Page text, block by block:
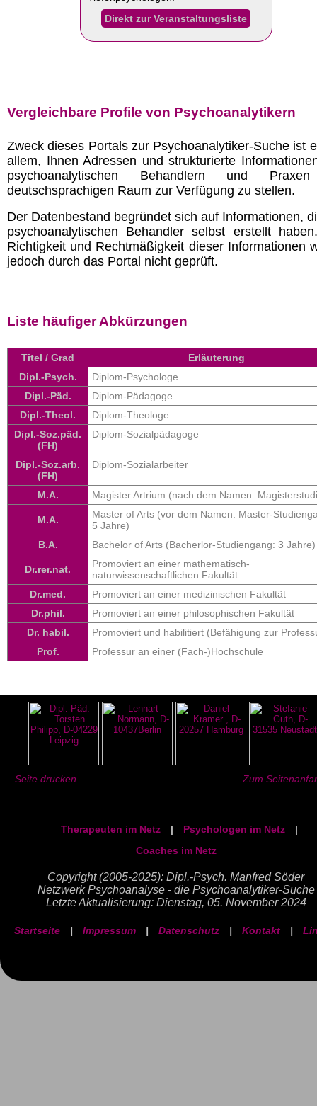
Direkt zur Veranstaltungsliste
Vergleichbare Profile von Psychoanalytikern
Zweck dieses Portals zur Psychoanalytiker-Suche ist
allem, Ihnen Adressen und strukturierte
psychoanalytischen Behandlern und
deutschsprachigen Raum zur Verfügung zu stellen.
Der Datenbestand begründet sich auf Informationen,
psychoanalytischen Behandler selbst erstellt
Richtigkeit und Rechtmäßigkeit dieser Informationen
jedoch durch das Portal nicht geprüft.
Liste häufiger Abkürzungen
Titel / Grad
Erläuterung
Dipl.-Psych.
Diplom-Psychologe
Dipl.-Päd.
Diplom-Pädagoge
Dipl.-Theol.
Diplom-Theologe
Dipl.-Soz.päd.
(FH)
Diplom-Sozialpädagoge
Dipl.-Soz.arb.
(FH)
Diplom-Sozialarbeiter
M.A. Magister Artrium (nach dem Namen:
M.A.
Master of Arts (vor dem Namen: Master-
5 Jahre)
B.A.
Bachelor of Arts (Bacherlor-Studiengang: 3 Jahre)
Dr.rer.nat.
Promoviert an einer mathematisch-
naturwissenschaftlichen Fakultät
Dr.med.
Promoviert an einer medizinischen Fakultät
Dr.phil.
Promoviert an einer philosophischen Fakultät
Dr. habil.
Promoviert und habilitiert (Befähigung zur
Prof.
Professur an einer (Fach-)Hochschule
Seite drucken ... Zum
Therapeuten im Netz | Psychologen im Netz
|
Coaches im Netz
Copyright (2005-2025): Dipl.-Psych. Manfred Söder
Netzwerk Psychoanalyse - die Psychoanalytiker-Suche
Letzte Aktualisierung: Dienstag, 05. November 2024
Startseite | Impressum | Datenschutz | Kontakt |